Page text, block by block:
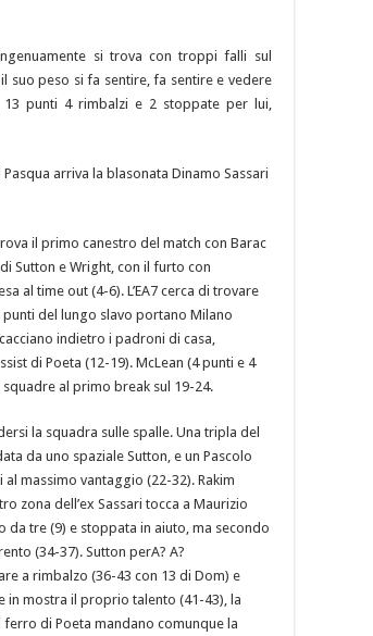
si trova con troppi falli sul
peso si fa sentire, fa sentire e vedere
punti 4 rimbalzi e 2 stoppate per lui,
arriva la blasonata Dinamo Sassari
il primo canestro del match con Barac
Sutton e Wright, con il furto con
al time out (4-6). L’EA7 cerca di trovare
del lungo slavo portano Milano
indietro i padroni di casa,
di Poeta (12-19). McLean (4 punti e 4
al primo break sul 19-24.
la squadra sulle spalle. Una tripla del
da uno spaziale Sutton, e un Pascolo
massimo vantaggio (22-32). Rakim
zona dell’ex Sassari tocca a Maurizio
da tre (9) e stoppata in aiuto, ma secondo
(34-37). Sutton perA? A?
a rimbalzo (36-43 con 13 di Dom) e
in mostra il proprio talento (41-43), la
di Poeta mandano comunque la